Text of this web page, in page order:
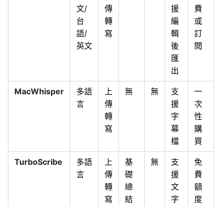
文/
台
語/
英文
傳
轉
寫
援
編
輯
後
匯
出
費
或
訂
閱
MacWhisper
多語
言
上
傳
轉
寫
無 無
支
援
字
幕
檔
一
次
性
購
買
TurboScribe
多語
言
上
傳
轉
寫
基
礎
總
結
無
支
援
文
字
免
費
額
度